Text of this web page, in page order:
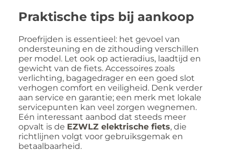
Praktische tips bij aankoop
Proefrijden is essentieel: het gevoel van
ondersteuning en de zithouding verschillen
per model. Let ook op actieradius, laadtijd en
gewicht van de fiets. Accessoires zoals
verlichting, bagagedrager en een goed slot
verhogen comfort en veiligheid. Denk verder
aan service en garantie; een merk met lokale
servicepunten kan veel zorgen wegnemen.
Eén interessant aanbod dat steeds meer
opvalt is de EZWLZ elektrische fiets, die
richtlijnen volgt voor gebruiksgemak en
betaalbaarheid.